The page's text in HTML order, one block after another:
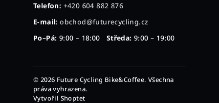
Telefon: +420 604 882 876
E-mail: obchod@futurecycling.cz
Po–Pá: 9:00 – 18:00 Středa: 9:00 – 19:00
© 2026 Future Cycling Bike&Coffee. Všechna
práva vyhrazena.
Vytvořil Shoptet